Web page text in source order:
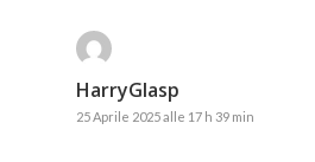
HarryGlasp
25 Aprile 2025 alle 17 h 39 min